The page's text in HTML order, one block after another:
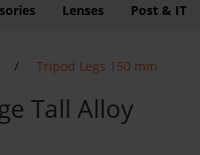
Lenses Post & IT
/ Tripod Legs 150 mm
Tall Alloy